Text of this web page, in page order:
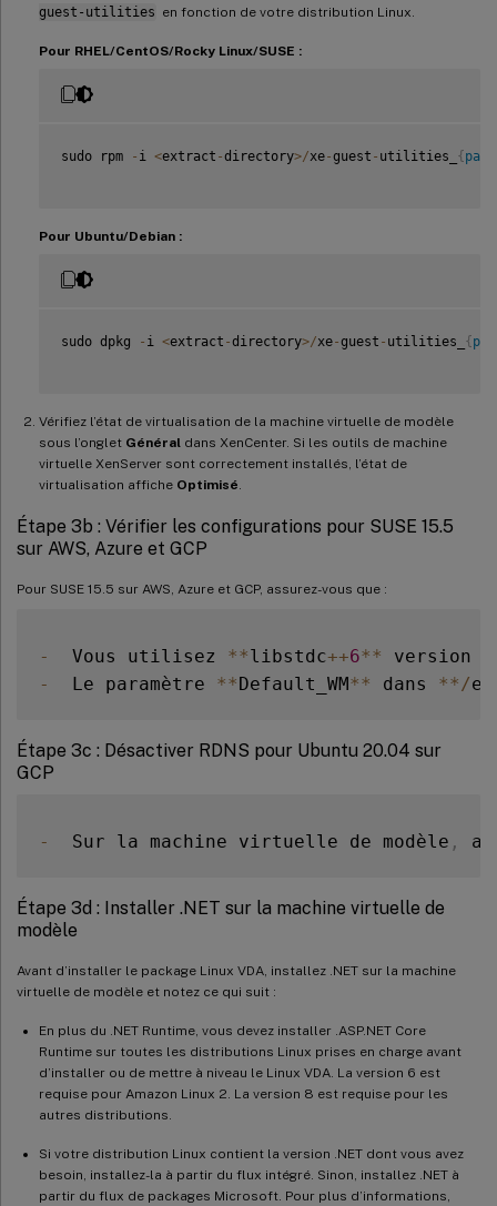
guest-utilities en fonction de votre distribution Linux.
Pour RHEL/CentOS/Rocky Linux/SUSE :
sudo rpm - i <extract -directory>/xe-guest - utilities_ {
Pour Ubuntu/Debian :
sudo dpkg - i <extract -directory>/xe-guest - utilities_ {
Vérifiez l’état de virtualisation de la machine virtuelle de modèle
sous l’onglet Général dans XenCenter. Si les outils de machine
virtuelle XenServer sont correctement installés, l’état de
virtualisation affiche Optimisé
Étape 3b : Vérifier les configurations pour SUSE 15.5
sur AWS, Azure et GCP
Pour SUSE 15.5 sur AWS, Azure et GCP, assurez-vous que :
-
  Vous utilisez
**libstdc++6** version
-
  Le paramètre
**Default_WM** dans ** /
Étape 3c : Désactiver RDNS pour Ubuntu 20.04 sur
GCP
-
  Sur la machine virtuelle de modèle
,
Étape 3d : Installer .NET sur la machine virtuelle de
modèle
Avant d’installer le package Linux VDA, installez .NET sur la machine
virtuelle de modèle et notez ce qui suit :
En plus du .NET Runtime, vous devez installer .ASP.NET Core
Runtime sur toutes les distributions Linux prises en charge avant
d’installer ou de mettre à niveau le Linux VDA. La version 6 est
requise pour Amazon Linux 2. La version 8 est requise pour les
autres distributions.
Si votre distribution Linux contient la version .NET dont vous avez
besoin, installez-la à partir du flux intégré. Sinon, installez .NET à
partir du flux de packages Microsoft. Pour plus d’informations,